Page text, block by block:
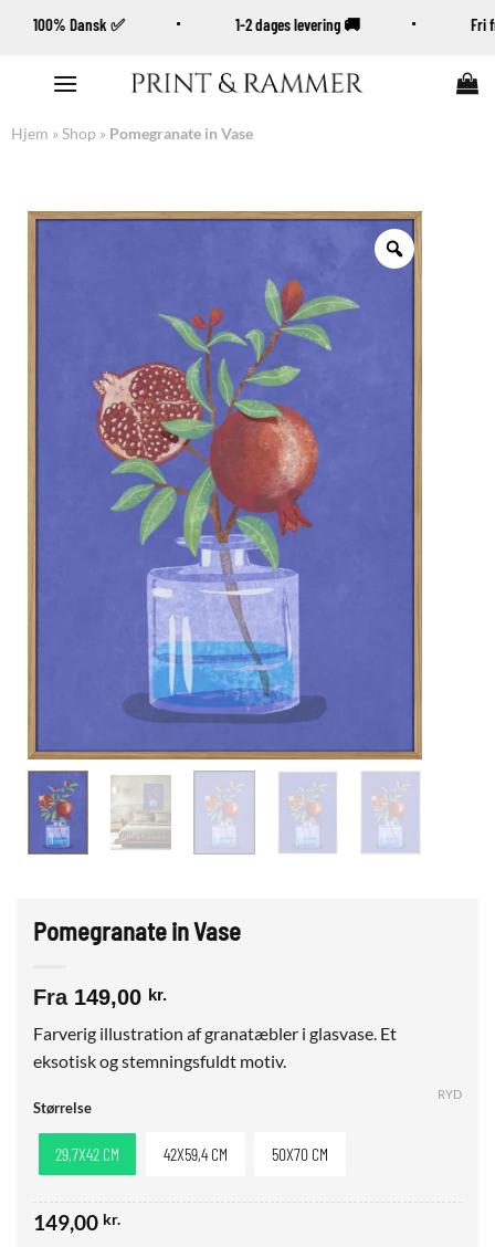
100% Dansk ✅ 1-2 dages levering 🚚
indhold
Hjem »Shop » Pomegranate in Vase
Zoom
Pomegranate in Vase
Fra 149,00 kr.
Farverig illustration af granatæbler i glasvase. Et
eksotisk og stemningsfuldt motiv.
Størrelse
29,7X42 CM 42X59,4 CM 50X70 CM
RYD
149,00 kr.